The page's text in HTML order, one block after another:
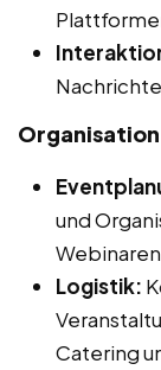
und
Logistik:
Catering